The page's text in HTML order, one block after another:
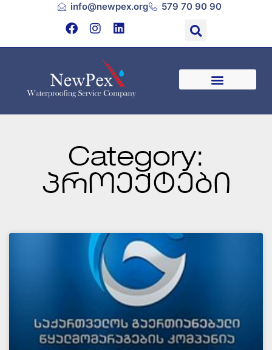
info@newpex.org 579 70 90 90
Category:
პროექტები